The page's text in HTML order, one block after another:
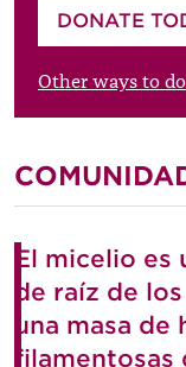
Please enter
DONATE
Other ways to
El micelio
de raíz de
una masa